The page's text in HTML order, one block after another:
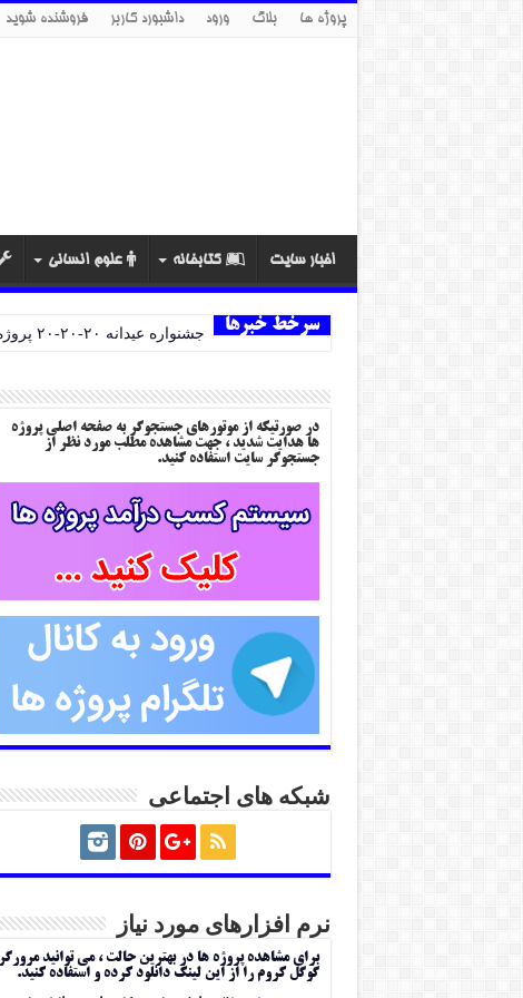
پروژه ها بلاگ ورود داشبورد کاربر فروشنده شوید
اخبار سایت کتابخانه علوم انسانی
سرخط خبرها جشنواره عیدانه ۲۰-۲۰-۲۰ پروژه ها
در صورتیکه از موتورهای جستجوگر به صفحه اصلی پروژه
ها هدایت شدید ، جهت مشاهده مطلب مورد نظر از
جستجوگر سایت استفاده کنید.
شبکه های اجتماعی
نرم افزارهای مورد نیاز
برای مشاهده پروژه ها در بهترین حالت ، می توانید مرورگر
گوگل کروم را از این لینک دانلود کرده و استفاده کنید.